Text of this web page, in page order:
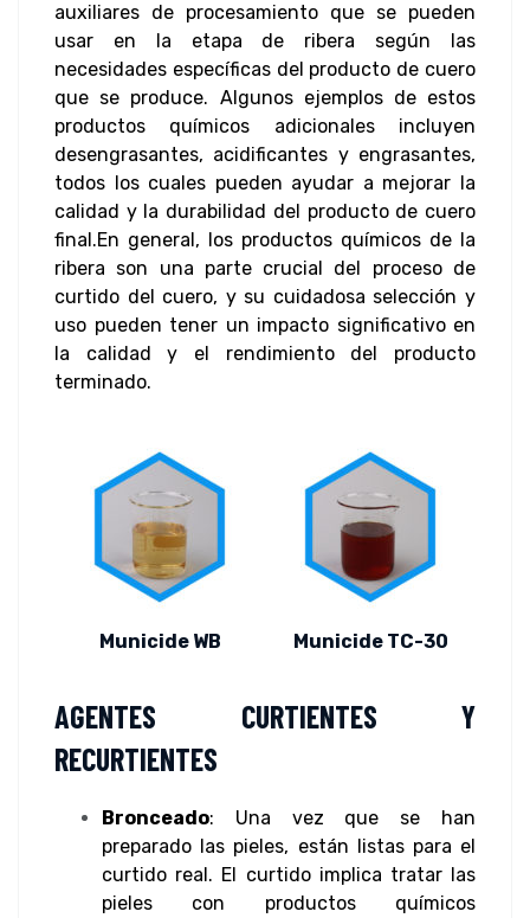
auxiliares de procesamiento que se pueden
usar en la etapa de ribera según las
necesidades específicas del producto de cuero
que se produce. Algunos ejemplos de estos
productos químicos adicionales incluyen
desengrasantes, acidificantes y engrasantes,
todos los cuales pueden ayudar a mejorar la
calidad y la durabilidad del producto de cuero
final.En general, los productos químicos de la
ribera son una parte crucial del proceso de
curtido del cuero, y su cuidadosa selección y
uso pueden tener un impacto significativo en
la calidad y el rendimiento del producto
terminado.
Municide WB Municide TC-30
AGENTES CURTIENTES Y
RECURTIENTES
Bronceado: Una vez que se han
preparado las pieles, están listas para el
curtido real. El curtido implica tratar las
pieles con productos químicos